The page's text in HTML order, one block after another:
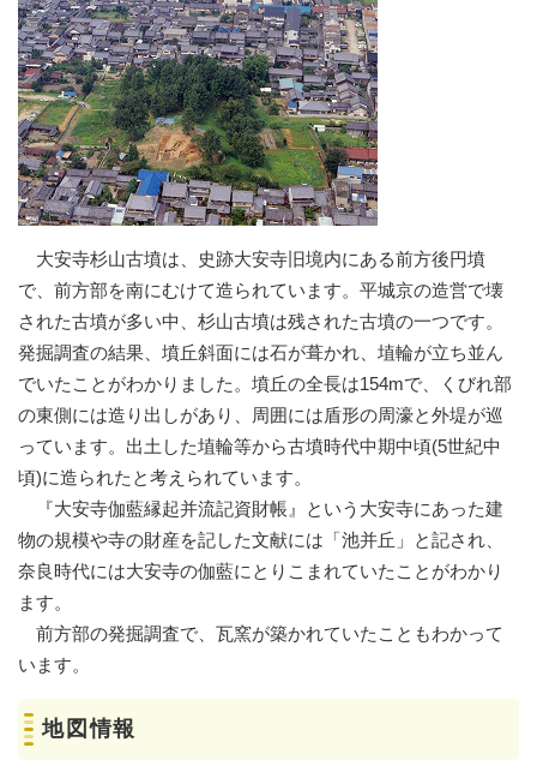
大安寺杉山古墳は、史跡大安寺旧境内にある前方後円墳
で、前方部を南にむけて造られています。平城京の造営で壊
された古墳が多い中、杉山古墳は残された古墳の一つです。
発掘調査の結果、墳丘斜面には石が葺かれ、埴輪が立ち並ん
でいたことがわかりました。墳丘の全長は154mで、くびれ部
の東側には造り出しがあり、周囲には盾形の周濠と外堤が巡
っています。出土した埴輪等から古墳時代中期中頃(5世紀中
頃)に造られたと考えられています。
『大安寺伽藍縁起并流記資財帳』という大安寺にあった建
物の規模や寺の財産を記した文献には「池并丘」と記され、
奈良時代には大安寺の伽藍にとりこまれていたことがわかり
ます。
前方部の発掘調査で、瓦窯が築かれていたこともわかって
います。
地図情報